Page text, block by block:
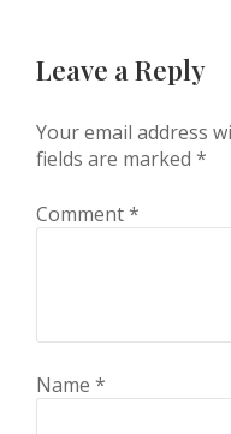
Leave a Reply
Your email address
fields are marked *
Comment*
Name *